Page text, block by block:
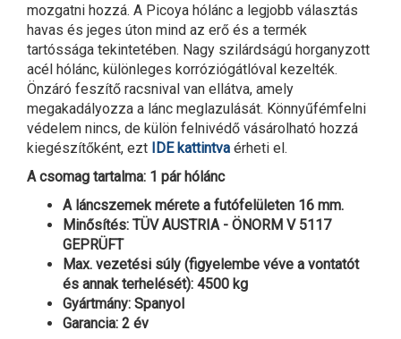
mozgatni hozzá. A Picoya hólánc a legjobb választás
havas és jeges úton mind az erő és a termék
tartóssága tekintetében. Nagy szilárdságú horganyzott
acél hólánc, különleges korróziógátlóval kezelték.
Önzáró feszítő racsnival van ellátva, amely
megakadályozza a lánc meglazulását. Könnyűfémfelni
védelem nincs, de külön felnivédő vásárolható hozzá
kiegészítőként, ezt IDE kattintva érheti el.
A csomag tartalma: 1 pár hólánc
A láncszemek mérete a futófelületen 16 mm.
Minősítés: TÜV AUSTRIA - ÖNORM V 5117
GEPRÜFT
Max. vezetési súly (figyelembe véve a vontatót
és annak terhelését): 4500 kg
Gyártmány: Spanyol
Garancia: 2 év